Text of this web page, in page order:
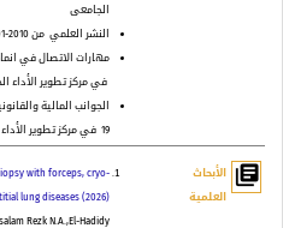
الجامعى
النشر العلمي من 2010-01-24
مهارات الاتصال في
في مركز تطوير الأداء
الجوانب المالية
19 في مركز تطوير
library_books
الأبحاث
العلمية
with forceps, cryo-
lung diseases (2026)
Rezk N.A.,El-Hadidy